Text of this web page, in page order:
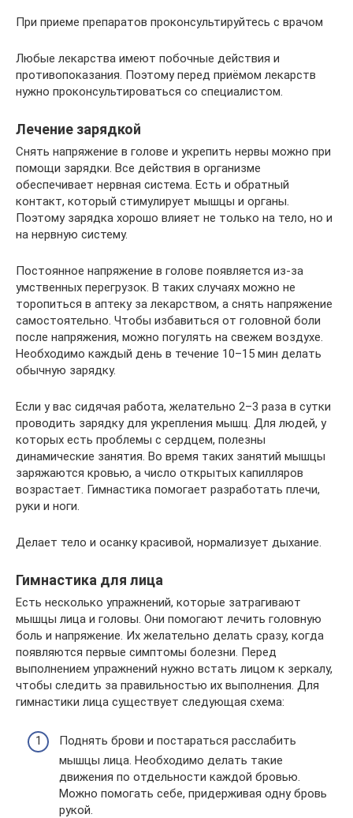
При приеме препаратов проконсультируйтесь с врачом
Любые лекарства имеют побочные действия и
противопоказания. Поэтому перед приёмом лекарств
нужно проконсультироваться со специалистом.
Лечение зарядкой
Снять напряжение в голове и укрепить нервы можно при
помощи зарядки. Все действия в организме
обеспечивает нервная система. Есть и обратный
контакт, который стимулирует мышцы и органы.
Поэтому зарядка хорошо влияет не только на тело, но и
на нервную систему.
Постоянное напряжение в голове появляется из-за
умственных перегрузок. В таких случаях можно не
торопиться в аптеку за лекарством, а снять напряжение
самостоятельно. Чтобы избавиться от головной боли
после напряжения, можно погулять на свежем воздухе.
Необходимо каждый день в течение 10–15 мин делать
обычную зарядку.
Если у вас сидячая работа, желательно 2–3 раза в сутки
проводить зарядку для укрепления мышц. Для людей, у
которых есть проблемы с сердцем, полезны
динамические занятия. Во время таких занятий мышцы
заряжаются кровью, а число открытых капилляров
возрастает. Гимнастика помогает разработать плечи,
руки и ноги.
Делает тело и осанку красивой, нормализует дыхание.
Гимнастика для лица
Есть несколько упражнений, которые затрагивают
мышцы лица и головы. Они помогают лечить головную
боль и напряжение. Их желательно делать сразу, когда
появляются первые симптомы болезни. Перед
выполнением упражнений нужно встать лицом к зеркалу,
чтобы следить за правильностью их выполнения. Для
гимнастики лица существует следующая схема:
Поднять брови и постараться расслабить
мышцы лица. Необходимо делать такие
движения по отдельности каждой бровью.
Можно помогать себе, придерживая одну бровь
рукой.